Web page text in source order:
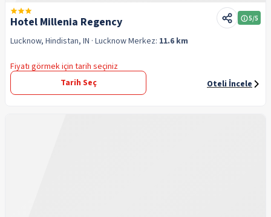
Hotel Millenia Regency 5/5
Lucknow, Hindistan, IN · LucknowMerkez: 11.6 km
Fiyatı görmek için tarih seçiniz
Tarih Seç
Oteli İncele